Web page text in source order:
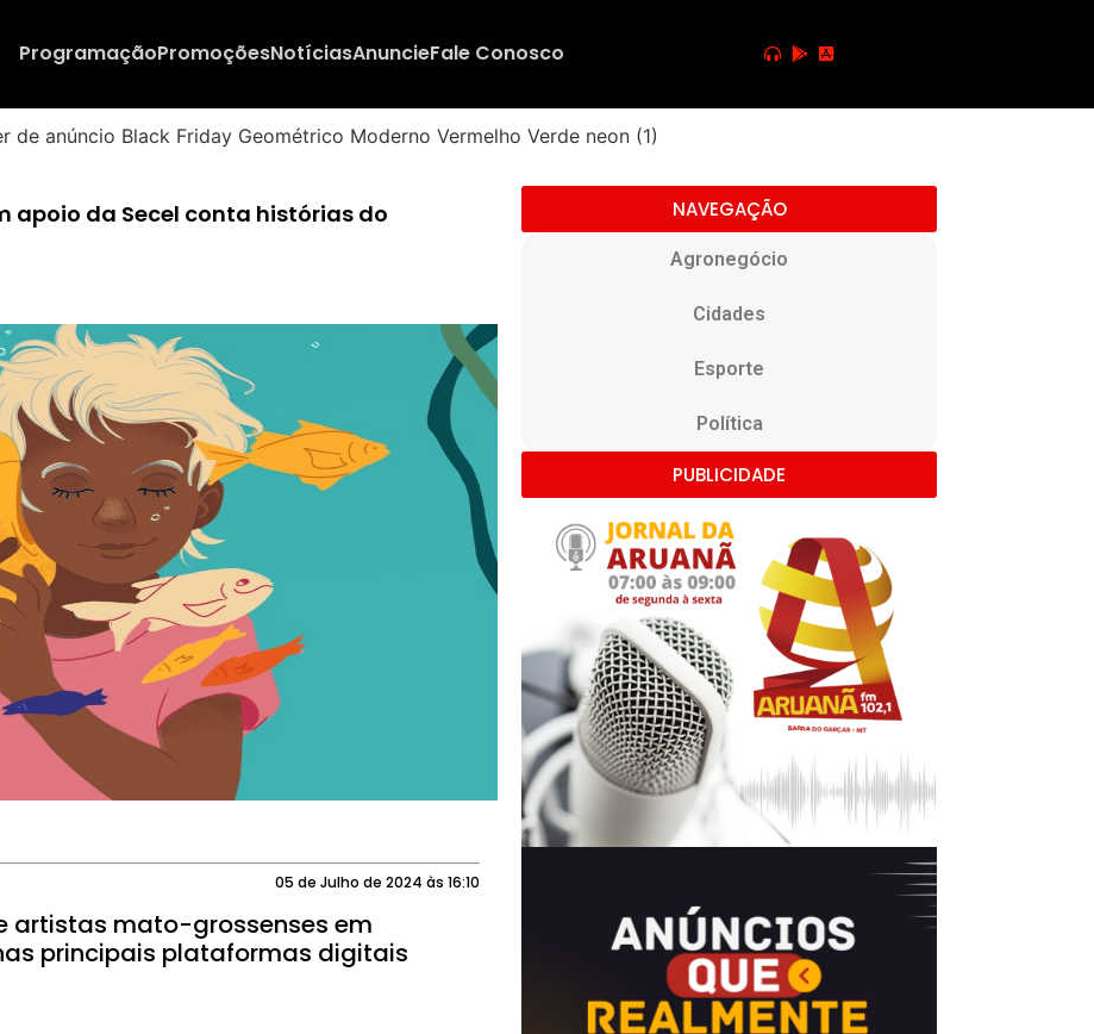
ProgramaçãoPromoçõesNotíciasAnuncieFale Conosco
apoio da Secel conta histórias do
05 de Julho de 2024 às 16:10
artistas mato-grossenses em
principais plataformas digitais
NAVEGAÇÃO
Agronegócio
Cidades
Esporte
Política
PUBLICIDADE